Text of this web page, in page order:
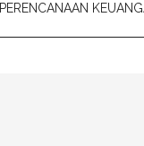
PERENCANAAN